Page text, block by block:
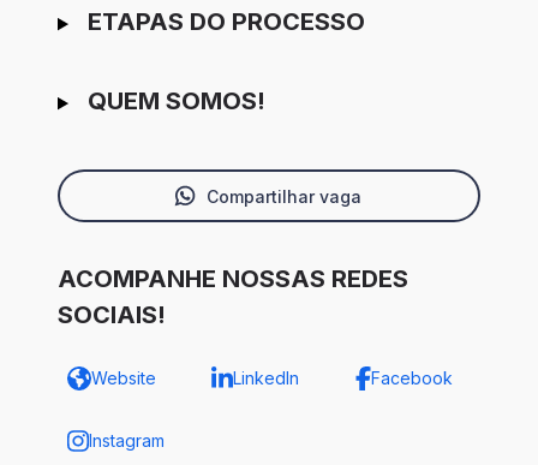
ETAPAS DO PROCESSO
QUEM SOMOS!
Compartilhar vaga
ACOMPANHE NOSSAS REDES
SOCIAIS!
Website LinkedIn Facebook
Instagram